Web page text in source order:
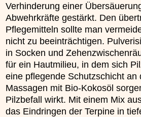
Verhinderung einer
Abwehrkräfte gestärkt. Den
Pflegemitteln sollte man
nicht zu beeinträchtigen.
in Socken und
für ein Hautmilieu, in dem sich
eine pflegende Schutzschicht
Massagen mit Bio-Kokosöl
Pilzbefall wirkt. Mit einem Mix
das Eindringen der Terpine in